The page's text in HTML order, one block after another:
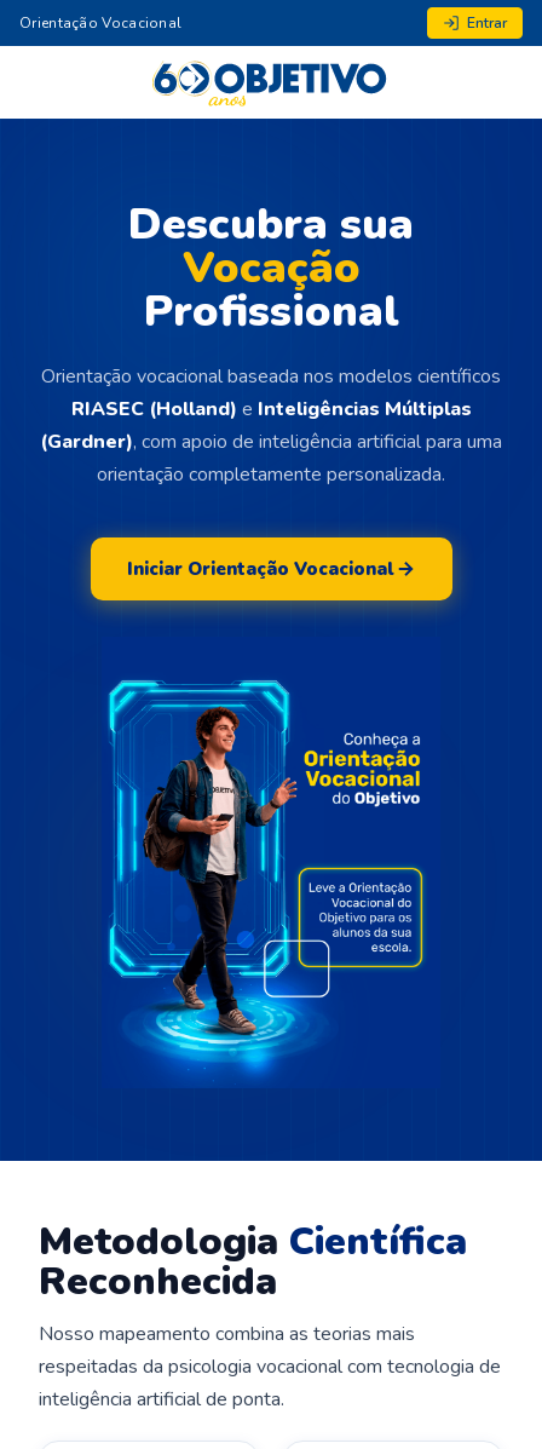
Orientação Vocacional Entrar
Descubra sua
Vocação
Profissional
Orientação vocacional baseada nos modelos científicos
RIASEC (Holland) e Inteligências Múltiplas
(Gardner), com apoio de inteligência artificial para uma
orientação completamente personalizada.
Iniciar Orientação Vocacional
Metodologia Científica
Reconhecida
Nosso mapeamento combina as teorias mais
respeitadas da psicologia vocacional com tecnologia de
inteligência artificial de ponta.